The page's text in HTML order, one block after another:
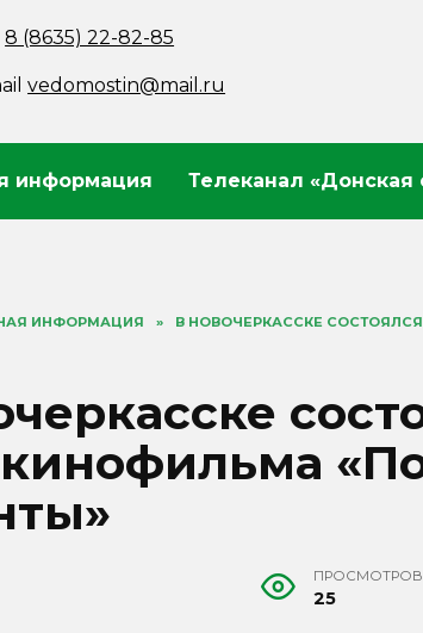
8 (8635) 22-82-85
vedomostin@mail.ru
информация Телеканал «Донская
ИНФОРМАЦИЯ »
В НОВОЧЕРКАССКЕ
ПРОСМОТРОВ
25